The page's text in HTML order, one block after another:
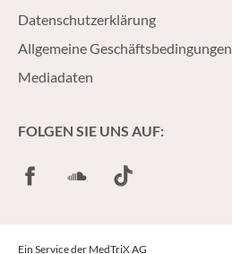
Datenschutzerklärung
Allgemeine Geschäftsbedingungen
Mediadaten
FOLGEN SIE UNS AUF:
FacebookSoundCloud
TikTok
Ein Service der MedTriX AG